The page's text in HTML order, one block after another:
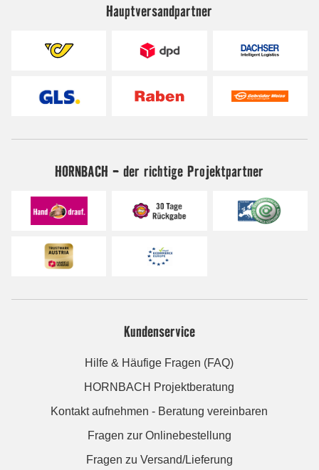
Hauptversandpartner
HORNBACH - der richtige Projektpartner
Kundenservice
Hilfe & Häufige Fragen (FAQ)
HORNBACH Projektberatung
Kontakt aufnehmen - Beratung vereinbaren
Fragen zur Onlinebestellung
Fragen zu Versand/Lieferung